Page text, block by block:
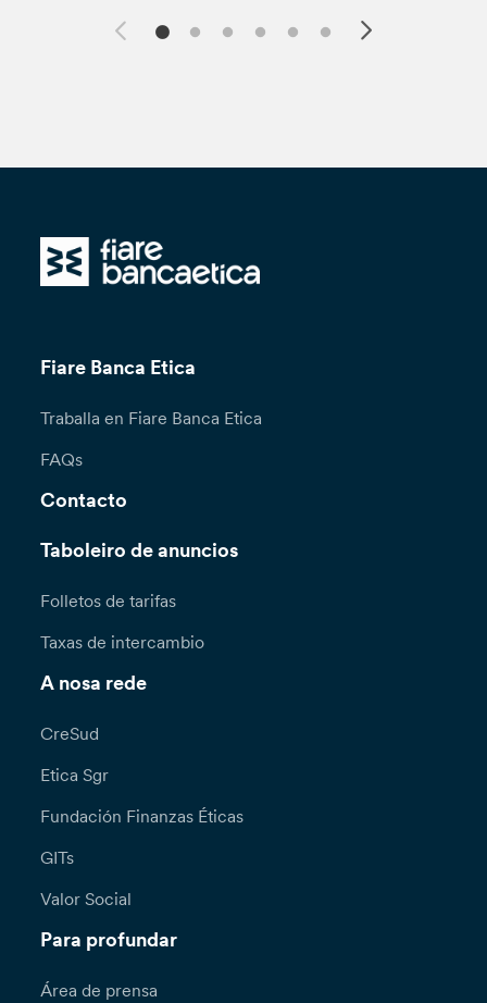
Fiare Banca Etica
Traballa en Fiare Banca Etica
FAQs
Contacto
Taboleiro de anuncios
Folletos de tarifas
Taxas de intercambio
A nosa rede
CreSud
Etica Sgr
Fundación Finanzas Éticas
GITs
Valor Social
Para profundar
Área de prensa